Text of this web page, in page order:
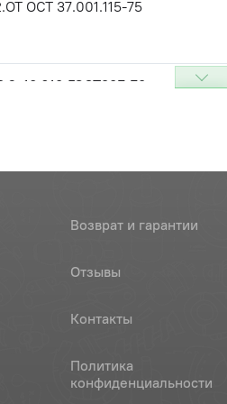
ОСТ 37.001.115-75
ГОСТ397-79
крепления бича,
Возврат и гарантии
Отзывы
Контакты
Политика
конфиденциальности